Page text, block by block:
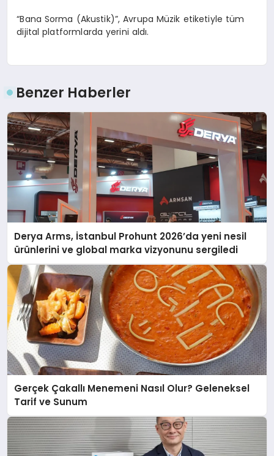
“Bana Sorma (Akustik)”, Avrupa Müzik etiketiyle tüm
dijital platformlarda yerini aldı.
Benzer Haberler
Derya Arms, İstanbul Prohunt 2026’da yeni nesil
ürünlerini ve global marka vizyonunu sergiledi
Gerçek Çakallı Menemeni Nasıl Olur? Geleneksel
Tarif ve Sunum